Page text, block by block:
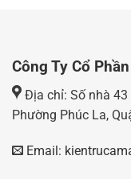
Công Ty Cổ
Địa chỉ: Số nhà 43
Phường Phúc La,
Email: